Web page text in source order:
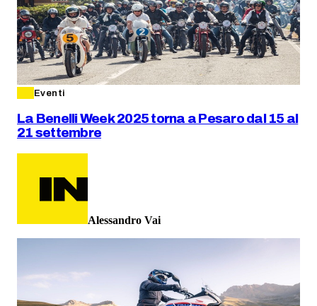
Eventi
La Benelli Week 2025 torna a Pesaro dal 15 al
21 settembre
Alessandro Vai